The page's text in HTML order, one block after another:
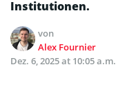
Institutionen.
von
Alex Fournier
Dez. 6, 2025 at 10:05 a.m.